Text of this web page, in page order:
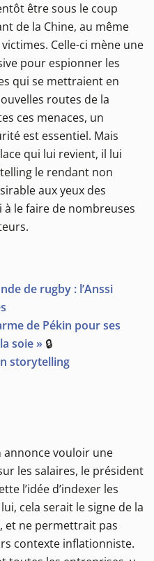
être sous le coup
de la Chine, au même
Celle-ci mène une
pour espionner les
qui se mettraient en
routes de la
ces menaces, un
est essentiel. Mais
qui lui revient, il lui
le rendant non
aux yeux des
à le faire de nombreuses
de rugby : l’Anssi
de Pékin pour ses
soie » 🔒
storytelling
annonce vouloir une
les salaires, le président
l’idée d’indexer les
cela serait le signe de la
et ne permettrait pas
contexte inflationniste.